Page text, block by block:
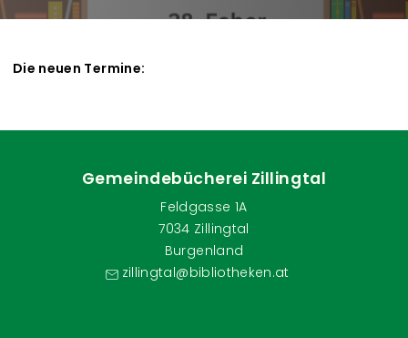
Die neuen Termine:
Gemeindebücherei Zillingtal
Feldgasse 1A
7034 Zillingtal
Burgenland
zillingtal@bibliotheken.at